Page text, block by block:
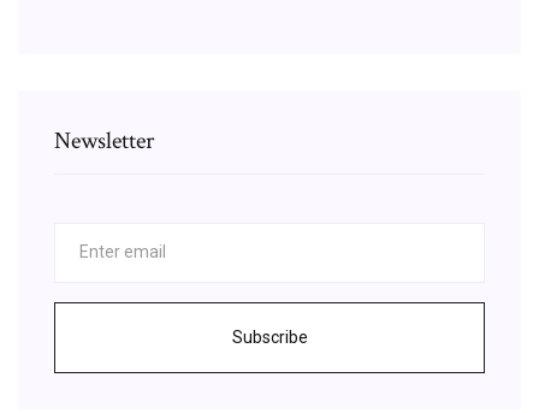
Newsletter
Subscribe